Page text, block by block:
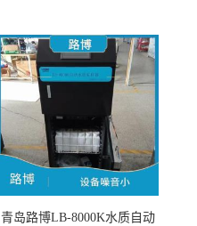
青岛路博LB-8000K水质自动